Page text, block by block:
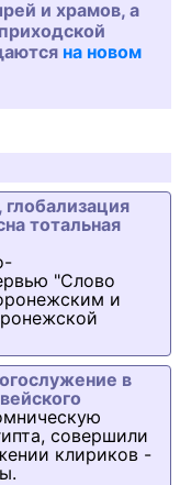
и храмов, а
на новом
тотальная
"Слово
и
в
совершили
клириков -